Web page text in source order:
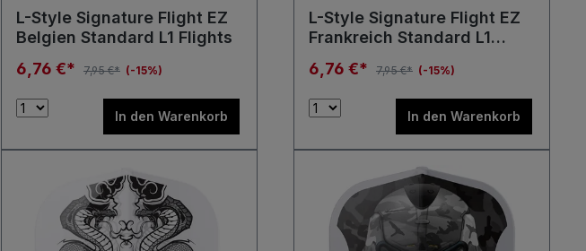
L-Style Signature Flight EZ
Belgien Standard L1 Flights
6,76 €*
7,95 €* (-15%)
In den Warenkorb
L-Style Signature Flight EZ
Frankreich Standard L1
6,76 €* 7,95 €* (-15%)
In den Warenkorb